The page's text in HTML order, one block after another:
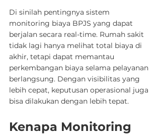
Di sinilah pentingnya sistem
monitoring biaya BPJS yang dapat
berjalan secara real-time. Rumah sakit
tidak lagi hanya melihat total biaya di
akhir, tetapi dapat memantau
perkembangan biaya selama pelayanan
berlangsung. Dengan visibilitas yang
lebih cepat, keputusan operasional juga
bisa dilakukan dengan lebih tepat.
Kenapa Monitoring